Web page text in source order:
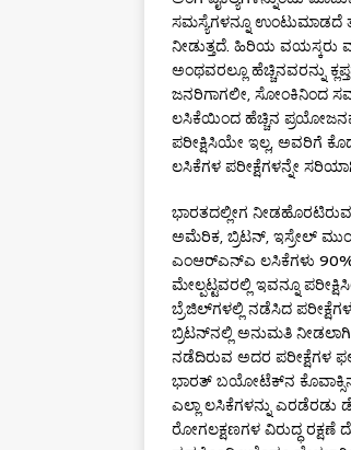
ಸಮಸ್ಯೆಗಳನ್ನೂ ಉಂಟುಮಾಡದೆ
ನೀಡುತ್ತದೆ. ಹಿರಿಯ ವಯಸ್ಕರು
ಅಂಥವರಲ್ಲೂ ಹೆಚ್ಚಿನವರನ್ನು
ಜನರಿಗಾಗಲೀ, ಸೋಂಕಿನಿಂದ
ಲಸಿಕೆಯಿಂದ ಹೆಚ್ಚಿನ
ಪರೀಕ್ಷಿಸಿಯೇ ಇಲ್ಲ, ಅವರಿಗೆ
ಲಸಿಕೆಗಳ ಪರೀಕ್ಷೆಗಳನ್ನೇ
ಭಾರತದಲ್ಲೀಗ
ಅಮೆರಿಕ, ಬ್ರಿಟನ್, ಇಸ್ರೇಲ್
ಎಂಆರ್‌ಎನ್‌ಎ ಲಸಿಕೆಗಳು
ಮೇಲ್ಪಟ್ಟವರಲ್ಲಿ ಇವನ್ನೂ
ಬ್ರೆಜಿಲ್‌ಗಳಲ್ಲಿ ನಡೆಸಿದ
ಬ್ರಿಟನ್‌ನಲ್ಲಿ ಅನುಮತಿ
ನಡೆದಿರುವ ಅದರ ಪರೀಕ್ಷೆಗಳ
ಭಾರತ್ ಬಯೋಟೆಕ್‌ನ
ಎಲ್ಲಾ ಲಸಿಕೆಗಳನ್ನು
ರೋಗಲಕ್ಷಣಗಳ ವಿರುದ್ಧ